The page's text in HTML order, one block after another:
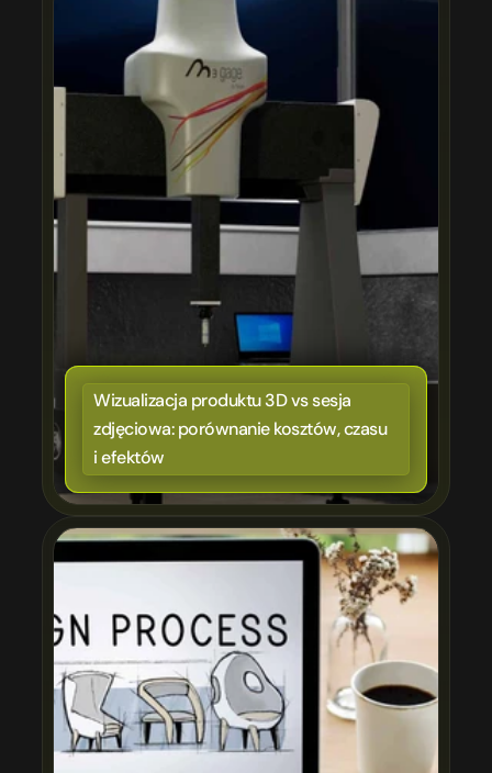
Wizualizacja produktu 3D vs sesja
zdjęciowa: porównanie kosztów, czasu
i efektów
nie sprzedaje. 7 błędów, które kosztują Cię klientów